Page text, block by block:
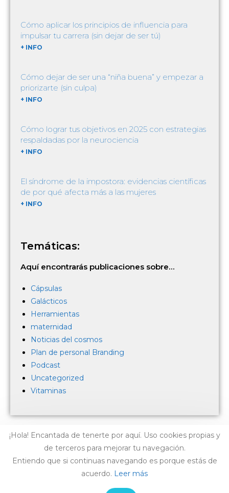
Cómo aplicar los principios de influencia para
impulsar tu carrera (sin dejar de ser tú)
+ INFO
Cómo dejar de ser una “niña buena” y empezar a
priorizarte (sin culpa)
+ INFO
Cómo lograr tus objetivos en 2025 con estrategias
respaldadas por la neurociencia
+ INFO
El síndrome de la impostora: evidencias científicas
de por qué afecta más a las mujeres
+ INFO
Temáticas:
Aquí encontrarás publicaciones sobre…
Cápsulas
Galácticos
Herramientas
maternidad
Noticias del cosmos
Plan de personal Branding
Podcast
Uncategorized
Vitaminas
¡Hola! Encantada de tenerte por aquí. Uso cookies propias y
de terceros para mejorar tu navegación.
Entiendo que si continuas navegando es porque estás de
acuerdo. Leer más